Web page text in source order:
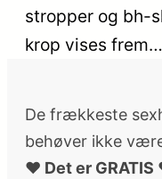
stropper og bh-
krop vises frem…
De frækkeste
behøver ikke
♥ Det er GRATIS